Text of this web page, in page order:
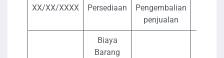
XX/XX/XXXX Persediaan
Pengembalian
penjualan
Biaya
Barang